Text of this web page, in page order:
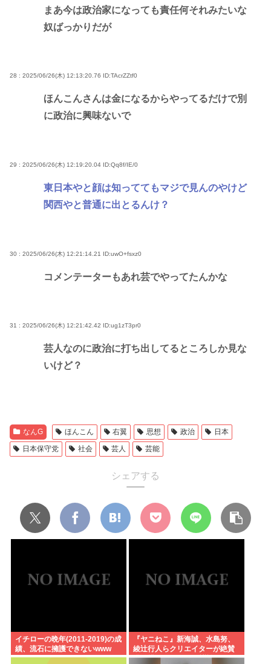
まあ今は政治家になっても責任何それみたいな
奴ばっかりだが
28 : 2025/06/26(木) 12:13:20.76 ID:TAcrZZtf0
ほんこんさんは金になるからやってるだけで別
に政治に興味ないで
29 : 2025/06/26(木) 12:19:20.04 ID:Qq8f/IE/0
東日本やと顔は知っててもマジで見んのやけど
関西やと普通に出とるんけ？
30 : 2025/06/26(木) 12:21:14.21 ID:uwO+fsxz0
コメンテーターもあれ芸でやってたんかな
31 : 2025/06/26(木) 12:21:42.42 ID:ug1zT3pr0
芸人なのに政治に打ち出してるところしか見な
いけど？
なんG ほんこん 右翼 思想 政治
日本
日本保守党
社会 芸人 芸能
シェアする
イチローの晩年(2011-2019)の成
績、流石に擁護できないwww
『ヤニねこ』新海誠、水島努、
綾辻行人らクリエイターが絶賛
過激描写はBPOでも議論に